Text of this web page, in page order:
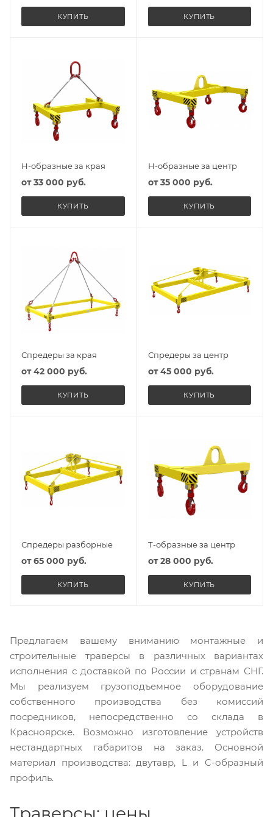
КУПИТЬ КУПИТЬ
Н-образные за края
от33 000 руб.
КУПИТЬ
Н-образные за центр
от35 000 руб.
КУПИТЬ
Спредеры за края
от42 000 руб.
КУПИТЬ
Спредеры за центр
от45 000 руб.
КУПИТЬ
Спредеры разборные
от65 000 руб.
КУПИТЬ
Т-образные за центр
от28 000 руб.
КУПИТЬ
Предлагаем вашему вниманию монтажные и
строительные траверсы в различных вариантах
исполнения с доставкой по России и странам СНГ.
Мы реализуем грузоподъемное оборудование
собственного производства без комиссий
посредников, непосредственно со склада в
Красноярске. Возможно изготовление устройств
нестандартных габаритов на заказ. Основной
материал производства: двутавр, L и C-образный
профиль.